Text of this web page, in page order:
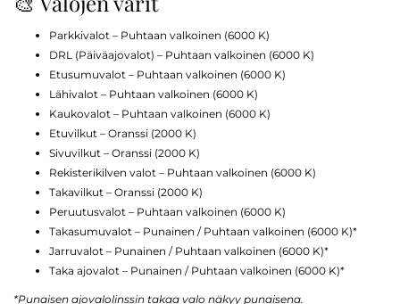
Parkkivalot – Puhtaan valkoinen (6000 K)
DRL (Päiväajovalot) – Puhtaan valkoinen (6000 K)
Etusumuvalot – Puhtaan valkoinen (6000 K)
Lähivalot – Puhtaan valkoinen (6000 K)
Kaukovalot – Puhtaan valkoinen (6000 K)
Etuvilkut – Oranssi (2000 K)
Sivuvilkut – Oranssi (2000 K)
Rekisterikilven valot – Puhtaan valkoinen (6000 K)
Takavilkut – Oranssi (2000 K)
Peruutusvalot – Puhtaan valkoinen (6000 K)
Takasumuvalot – Punainen / Puhtaan valkoinen (6000 K)*
Jarruvalot – Punainen / Puhtaan valkoinen (6000 K)*
Taka ajovalot – Punainen / Puhtaan valkoinen (6000 K)*
*Punaisen ajovalolinssin takaa valo näkyy punaisena.